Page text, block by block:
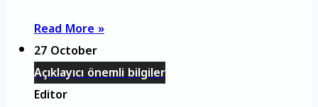
Read More »
27 October
Açıklayıcı önemli bilgiler
Editor